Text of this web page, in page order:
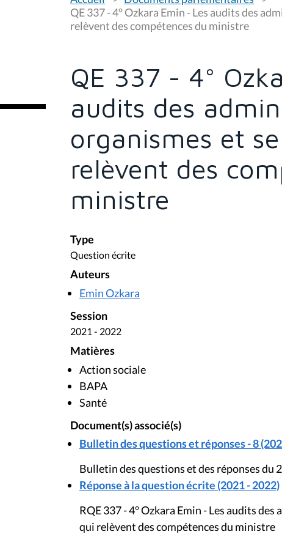
u
ê
c
:
QE 337 - 4° Ozkara Emin - Les audits des
relèvent des compétences du ministre
QE 337 - 4°
audits des
organismes et
relèvent des
ministre
Type
Question écrite
Auteurs
Emin Ozkara
Session
2021 - 2022
Matières
Action sociale
BAPA
Santé
Document(s) associé(s)
Bulletin des questions et réponses - 8
Bulletin des questions et des réponses du
Réponse à la question écrite (2021 - 2022)
RQE 337 - 4° Ozkara Emin - Les audits
qui relèvent des compétences du ministre